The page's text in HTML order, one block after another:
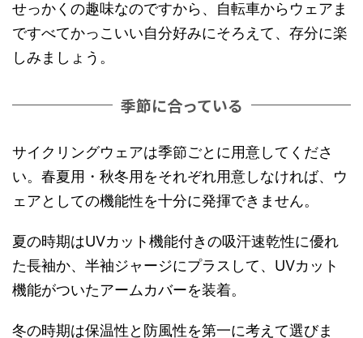
せっかくの趣味なのですから、自転車からウェアま
ですべてかっこいい自分好みにそろえて、存分に楽
しみましょう。
季節に合っている
サイクリングウェアは季節ごとに用意してくださ
い。春夏用・秋冬用をそれぞれ用意しなければ、ウ
ェアとしての機能性を十分に発揮できません。
夏の時期はUVカット機能付きの吸汗速乾性に優れ
た長袖か、半袖ジャージにプラスして、UVカット
機能がついたアームカバーを装着。
冬の時期は保温性と防風性を第一に考えて選びま